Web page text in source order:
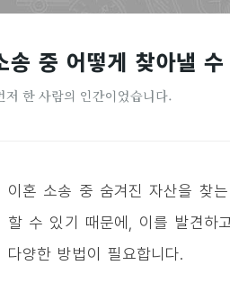
송 중 어떻게 찾아낼
한 사람의 인간이었습니다.
이혼 소송 중 숨겨진 자산을 찾
할 수 있기 때문에, 이를 발견하
다양한 방법이 필요합니다.